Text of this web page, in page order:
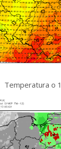
Temperatura o